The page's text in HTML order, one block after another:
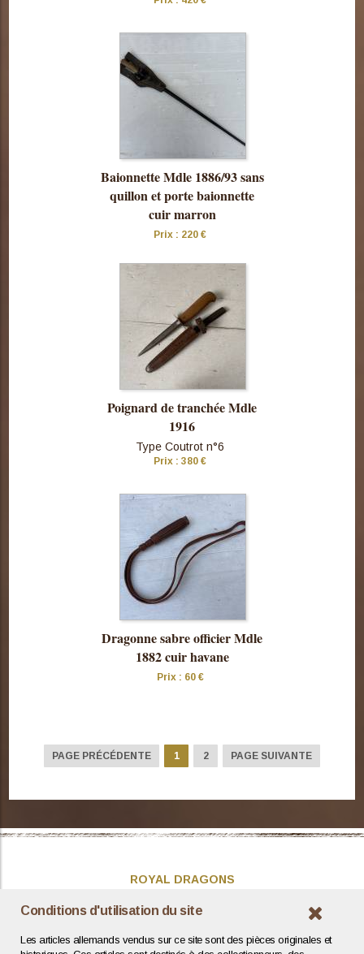
Conditions d'utilisation du site
Les articles allemands vendus sur ce site sont des pièces originales et
cette pièce
cette pièce
Baionnette Mdle 1886/93 sans
quillon et porte baionnette
cuir marron
Prix : 220 €
cette pièce
Poignard de tranchée Mdle
1916
Type Coutrot n°6
Prix : 380 €
Dragonne sabre officier Mdle
1882 cuir havane
Prix : 60 €
PAGE PRÉCÉDENTE 1 2 PAGE SUIVANTE
ROYAL DRAGONS
Présentation
Contact / Coordonnées